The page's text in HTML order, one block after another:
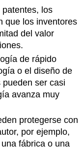
los
que los inventores
del valor
de rápido
o el diseño de
ser casi
avanza muy
protegerse con
por ejemplo,
fábrica o una